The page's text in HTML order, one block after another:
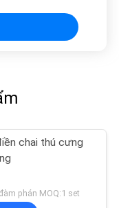
chai thú cưng
phán MOQ:1 set